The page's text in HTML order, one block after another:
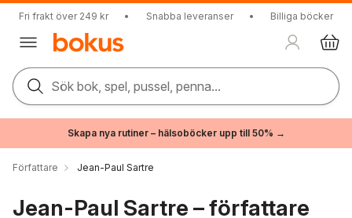
Fri frakt över 249 kr • Snabba leveranser • Billiga böcker
Sök bok, spel, pussel, penna...
Skapa nya rutiner – hälsoböcker upp till 50% →
Författare Jean-Paul Sartre
Jean-Paul Sartre – författare